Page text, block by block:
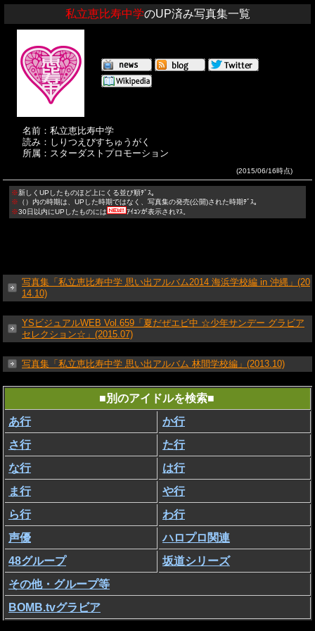
私立恵比寿中学のUP済み写真集一覧
名前：私立恵比寿中学
読み：しりつえびすちゅうがく
所属：スターダストプロモーション
(2015/06/16時点)
※新しくUPしたものほど上にくる並び順ﾃﾞｽ。
※ （）内の時期は、UPした時期ではなく、写真集の発売(公開)された時期ﾃﾞｽ。
※30日以内にUPしたものには ｱｲｺﾝが表示されﾏｽ。
写真集「私立恵比寿中学 思い出アルバム2014 海浜学校編 in 沖縄」(20
14.10)
YSビジュアルWEB Vol.659「夏だぜエビ中 ☆少年サンデー グラビア
セレクション☆」(2015.07)
写真集「私立恵比寿中学 思い出アルバム 林間学校編」(2013.10)
■別のアイドルを検索■
あ行
か行
さ行
た行
な行
は行
ま行
や行
ら行
わ行
声優
ハロプロ関連
48グループ
坂道シリーズ
その他・グループ等
BOMB.tvグラビア